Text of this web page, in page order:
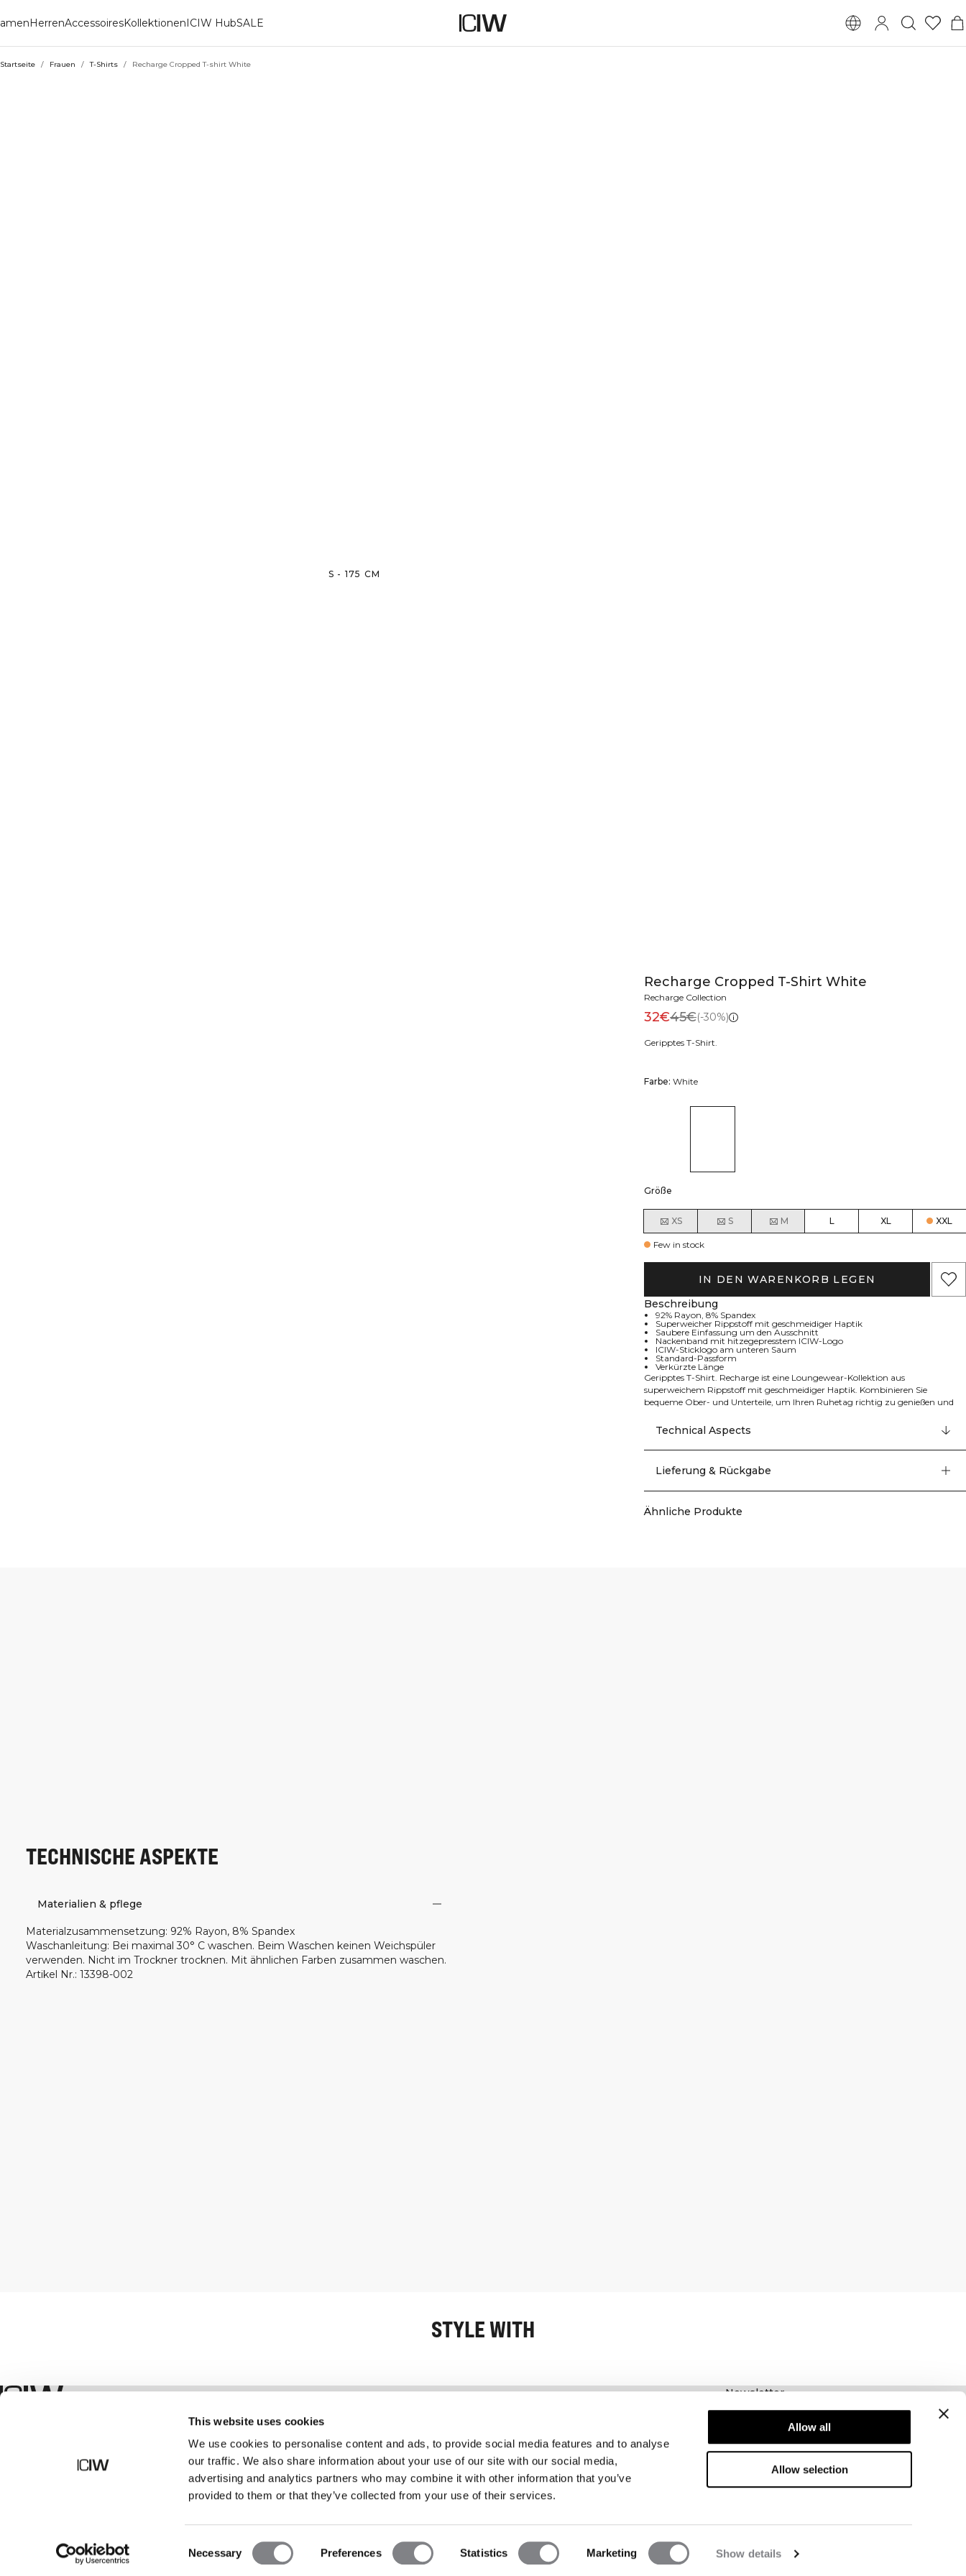
This website uses cookies
We use cookies to personalise content and ads, to provide social media features and to analyse
our traffic. We also share information about your use of our site with our social media,
advertising and analytics partners who may combine it with other information that you’ve
provided to them or that they’ve collected from your use of their services.
Selection
Necessary Preferences Statistics Marketing Show details
Allow all
Allow selection
HerrenAccessoiresKollektionenICIW HubSALE
Startseite / Frauen / T-Shirts / Recharge Cropped T-shirt White
S - 175 CM
Recharge Cropped T-Shirt White
Recharge Collection
32€45€(-30%)
Geripptes T-Shirt.
Farbe: White
Größe
XS S M L XL XXL
Few in stock
IN DEN WARENKORB LEGEN
Beschreibung
92% Rayon, 8% Spandex
Superweicher Rippstoff mit geschmeidiger Haptik
Saubere Einfassung um den Ausschnitt
Nackenband mit hitzegepresstem ICIW-Logo
ICIW-Sticklogo am unteren Saum
Standard-Passform
Verkürzte Länge
Geripptes T-Shirt. Recharge ist eine Loungewear-Kollektion aus
superweichem Rippstoff mit geschmeidiger Haptik. Kombinieren Sie
bequeme Ober- und Unterteile, um Ihren Ruhetag richtig zu genießen und
Halsausschnitt und verkürzter Länge ist ein perfektes Muss für den Alltag.
Saubere Einfassung um den Ausschnitt, Nackenband mit ICIW-
hitzegepresstem Logo, ICIW-Sticklogo am unteren Saum. Standard-
Technical Aspects
Lieferung & Rückgabe
Ähnliche Produkte
TECHNISCHE ASPEKTE
Materialien & pflege
Materialzusammensetzung: 92% Rayon, 8% Spandex
Waschanleitung: Bei maximal 30° C waschen. Beim Waschen keinen Weichspüler
verwenden. Nicht im Trockner trocknen. Mit ähnlichen Farben zusammen waschen.
Artikel Nr.: 13398-002
STYLE WITH
Newsletter
Abonnieren Sie unseren Newsletter! Erhalten
Sie exklusive Angebote, unsere neuesten
Nachrichten und vieles mehr.